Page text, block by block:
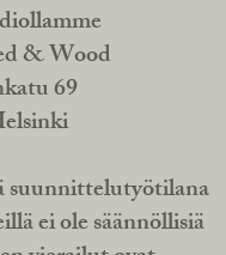
& Wood
69
suunnittelutyötilana
ei ole säännöllisiä